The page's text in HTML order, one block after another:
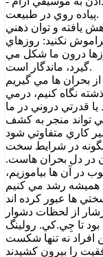
پياده روي در طبيعت.
يافته و توان ذهني
نکنيد: روزهاي
درون ما شکل مي
گيرد، ماندگار است.
بحران ها مي گيريم
نگاه کنيم، درمي
قدرتي دروني در ما
تواند منجر به کشف
در شرايط سخت
در دل بحران هاست.
در آن ها بياموزيم،
ها عبور کرده اند
از لحظات دشوار
تا جِي.کي. رولينگ
افراد نه تنها شکست